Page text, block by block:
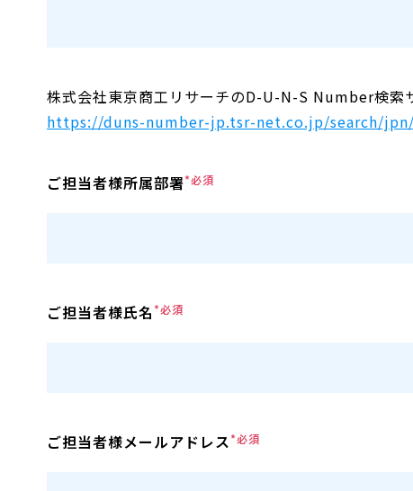
株式会社東京商工リサーチのD-U-N-S Number検索
https://duns-number-jp.tsr-net.co.jp/search/
ご担当者様所属部署*必須
ご担当者様氏名*必須
ご担当者様メールアドレス*必須